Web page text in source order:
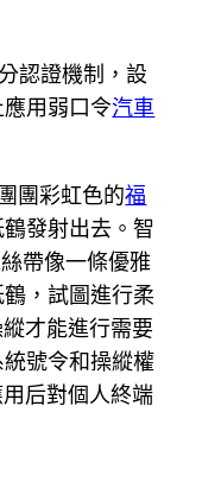
認證機制，設
用弱口令汽車
團彩虹色的福
發射出去。智
帶像一條優雅
，試圖進行柔
才能進行需要
號令和操縱權
后對個人終端